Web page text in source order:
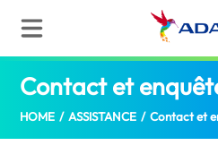
Contact et
HOME / ASSISTANCE / Contact et